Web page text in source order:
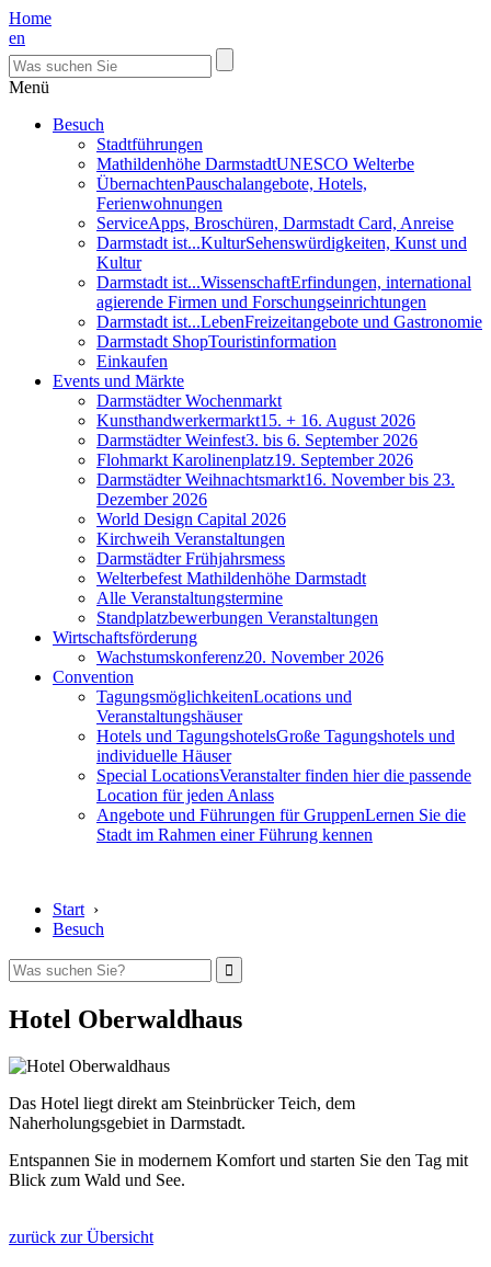
Home
en
Menü
Besuch
Stadtführungen
Mathildenhöhe DarmstadtUNESCO Welterbe
ÜbernachtenPauschalangebote, Hotels,
Ferienwohnungen
ServiceApps, Broschüren, Darmstadt Card, Anreise
Darmstadt ist...KulturSehenswürdigkeiten, Kunst und
Kultur
Darmstadt ist...WissenschaftErfindungen, international
agierende Firmen und Forschungseinrichtungen
Darmstadt ist...LebenFreizeitangebote und Gastronomie
Darmstadt ShopTouristinformation
Einkaufen
Events und Märkte
Darmstädter Wochenmarkt
Kunsthandwerkermarkt15. + 16. August 2026
Darmstädter Weinfest3. bis 6. September 2026
Flohmarkt Karolinenplatz19. September 2026
Darmstädter Weihnachtsmarkt16. November bis 23.
Dezember 2026
World Design Capital 2026
Kirchweih Veranstaltungen
Darmstädter Frühjahrsmess
Welterbefest Mathildenhöhe Darmstadt
Alle Veranstaltungstermine
Standplatzbewerbungen Veranstaltungen
Wirtschaftsförderung
Wachstumskonferenz20. November 2026
Convention
TagungsmöglichkeitenLocations und
Veranstaltungshäuser
Hotels und TagungshotelsGroße Tagungshotels und
individuelle Häuser
Special LocationsVeranstalter finden hier die passende
Location für jeden Anlass
Angebote und Führungen für GruppenLernen Sie die
Stadt im Rahmen einer Führung kennen
Start ›
Besuch
Hotel Oberwaldhaus
Das Hotel liegt direkt am Steinbrücker Teich, dem
Naherholungsgebiet in Darmstadt.
Entspannen Sie in modernem Komfort und starten Sie den Tag mit
Blick zum Wald und See.
zurück zur Übersicht